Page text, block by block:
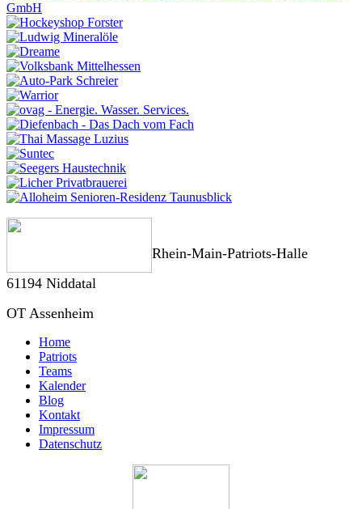
Rhein-Main-Patriots-Halle
61194 Niddatal
OT Assenheim
Home
Patriots
Teams
Kalender
Blog
Kontakt
Impressum
Datenschutz